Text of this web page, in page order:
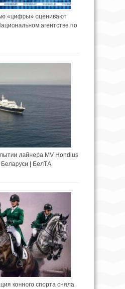
«цифры» оценивают
агентстве по
лайнера MV Hondius
| БелТА
конного спорта сняла